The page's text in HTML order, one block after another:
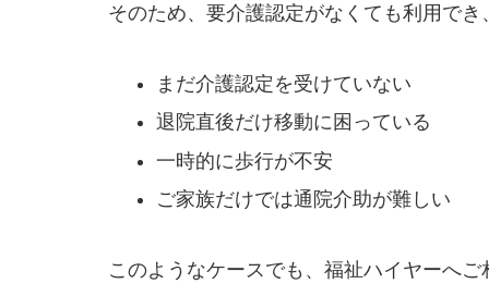
そのため、要介護認定がなくても利用で
まだ介護認定を受けていない
退院直後だけ移動に困っている
一時的に歩行が不安
ご家族だけでは通院介助が難しい
このようなケースでも、福祉ハイヤーへ